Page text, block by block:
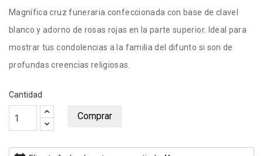
Magnífica cruz funeraria confeccionada con base de clavel
blanco y adorno de rosas rojas en la parte superior. Ideal para
mostrar tus condolencias a la familia del difunto si son de
profundas creencias religiosas.
Cantidad
Comprar